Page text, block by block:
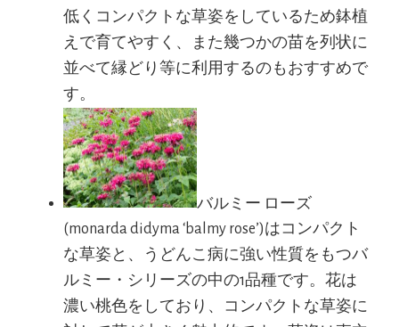
低くコンパクトな草姿をしているため鉢植
えで育てやすく、また幾つかの苗を列状に
並べて縁どり等に利用するのもおすすめで
す。
バルミー ローズ
(monarda didyma ‘balmy rose’)はコンパクト
な草姿と、うどんこ病に強い性質をもつバ
ルミー・シリーズの中の1品種です。花は
濃い桃色をしており、コンパクトな草姿に